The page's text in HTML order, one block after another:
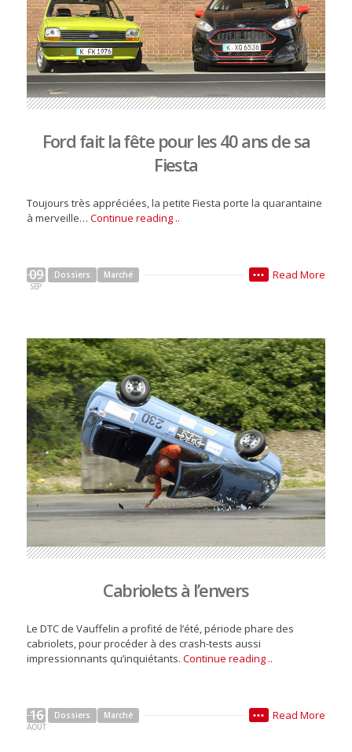
Ford fait la fête pour les 40 ans de sa
Fiesta
Toujours très appréciées, la petite Fiesta porte la quarantaine
à merveille… Continue reading ..
09
SEP
Dossiers Marché Read More
•••
Cabriolets à l’envers
Le DTC de Vauffelin a profité de l’été, période phare des
cabriolets, pour procéder à des crash-tests aussi
impressionnants qu’inquiétants. Continue reading ..
16
AOÛT
Dossiers Marché Read More
•••